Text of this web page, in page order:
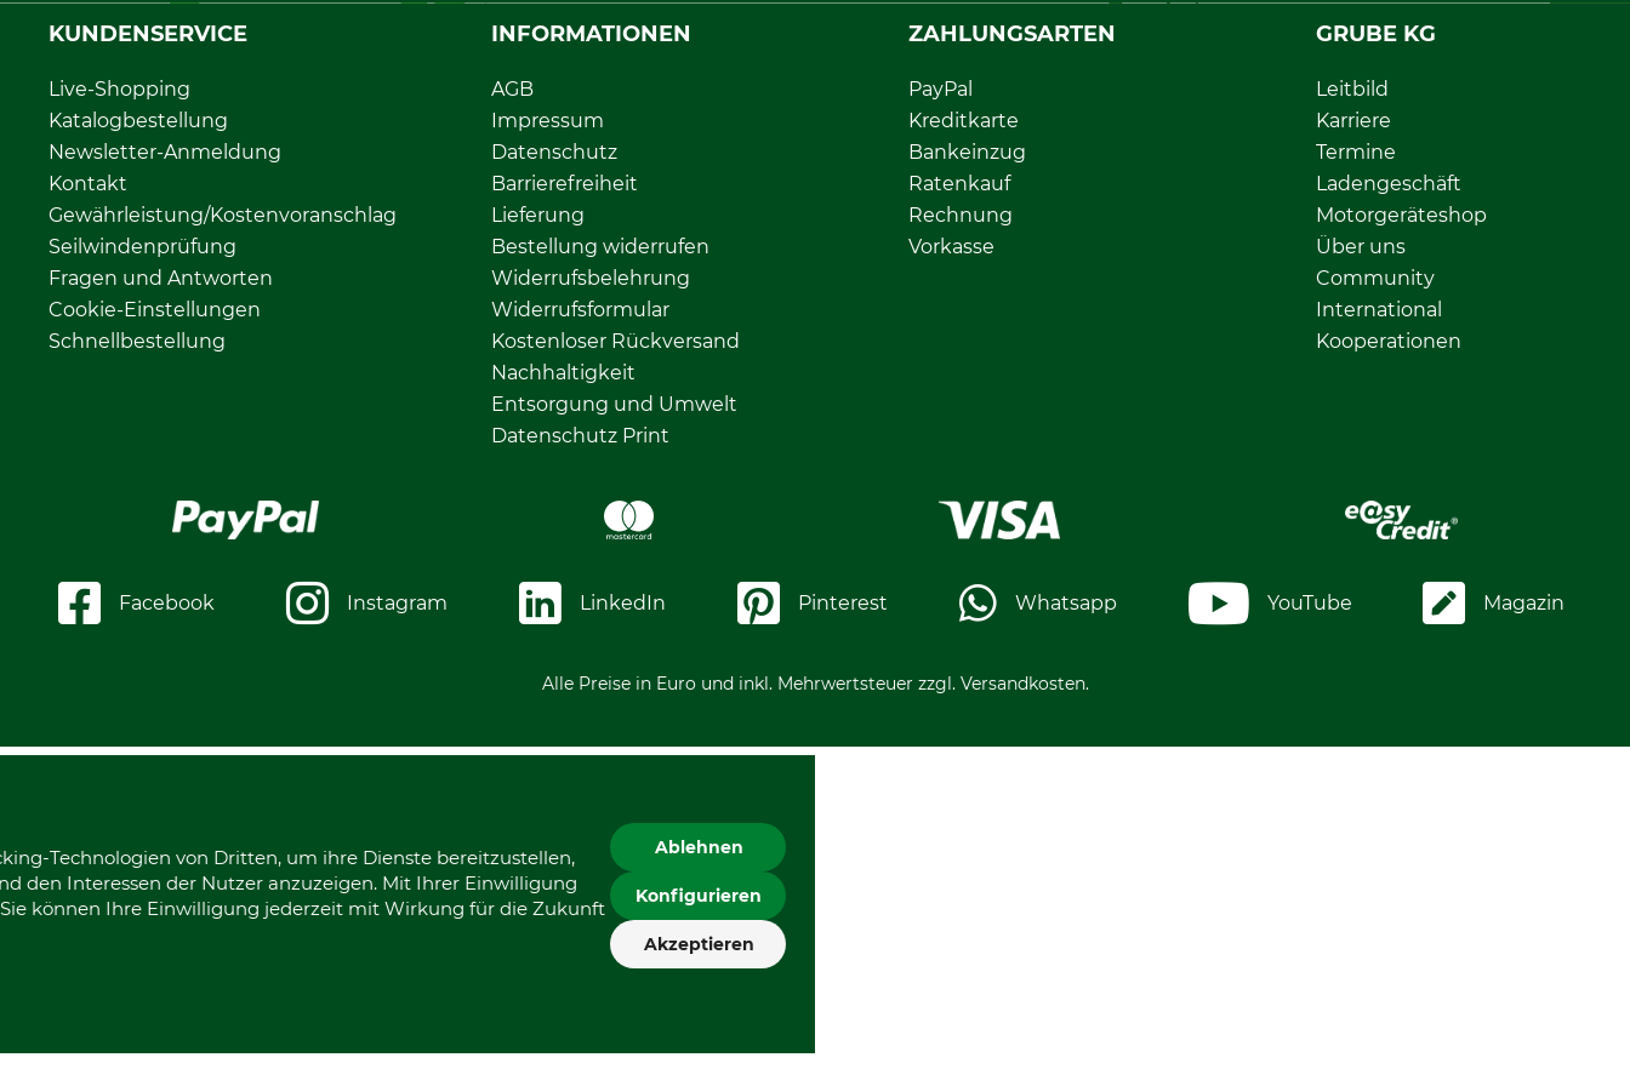
KUNDENSERVICE
Live-Shopping
Katalogbestellung
Newsletter-Anmeldung
Kontakt
Gewährleistung/Kostenvoranschlag
Seilwindenprüfung
Fragen und Antworten
Cookie-Einstellungen
Schnellbestellung
INFORMATIONEN
AGB
Impressum
Datenschutz
Barrierefreiheit
Lieferung
Bestellung widerrufen
Widerrufsbelehrung
Widerrufsformular
Kostenloser Rückversand
Nachhaltigkeit
Entsorgung und Umwelt
Datenschutz Print
ZAHLUNGSARTEN
PayPal
Kreditkarte
Bankeinzug
Ratenkauf
Rechnung
Vorkasse
GRUBE KG
Leitbild
Karriere
Termine
Ladengeschäft
Motorgeräteshop
Über uns
Community
International
Kooperationen
Facebook Instagram LinkedIn Pinterest Whatsapp YouTube Magazin
Alle Preise in Euro und inkl. Mehrwertsteuer zzgl. Versandkosten.
Technologien von Dritten, um ihre Dienste bereitzustellen,
den Interessen der Nutzer anzuzeigen. Mit Ihrer Einwilligung
können Ihre Einwilligung jederzeit mit Wirkung für die Zukunft
Ablehnen
Konfigurieren
Akzeptieren